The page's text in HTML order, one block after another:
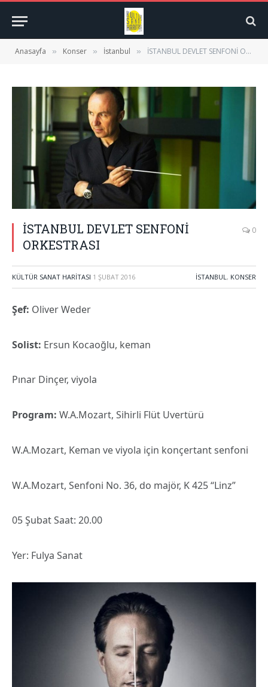
Anasayfa » Konser » İstanbul » İSTANBUL DEVLET SENFONİ ORKESTRASI
İSTANBUL DEVLET SENFONİ
ORKESTRASI
0
KÜLTÜR SANAT HARITASI 1 ŞUBAT 2016 İSTANBUL, KONSER
Şef: Oliver Weder
Solist: Ersun Kocaoğlu, keman
Pınar Dinçer, viyola
Program: W.A.Mozart, Sihirli Flüt Uvertürü
W.A.Mozart, Keman ve viyola için konçertant senfoni
W.A.Mozart, Senfoni No. 36, do majör, K 425 “Linz”
05 Şubat Saat: 20.00
Yer: Fulya Sanat